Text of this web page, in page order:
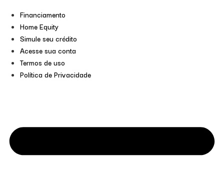
Financiamento
Home Equity
Simule seu crédito
Acesse sua conta
Termos de uso
Política de Privacidade